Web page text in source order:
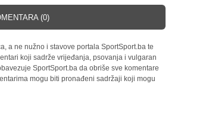
(0)
a ne nužno i stavove portala SportSport.ba te
koji sadrže vrijeđanja, psovanja i vulgaran
SportSport.ba da obriše sve komentare
mogu biti pronađeni sadržaji koji mogu